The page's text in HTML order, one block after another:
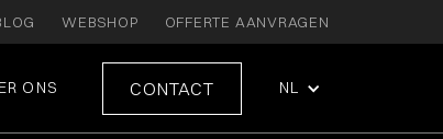
WEBSHOP OFFERTE AANVRAGEN
ONS CONTACT NL